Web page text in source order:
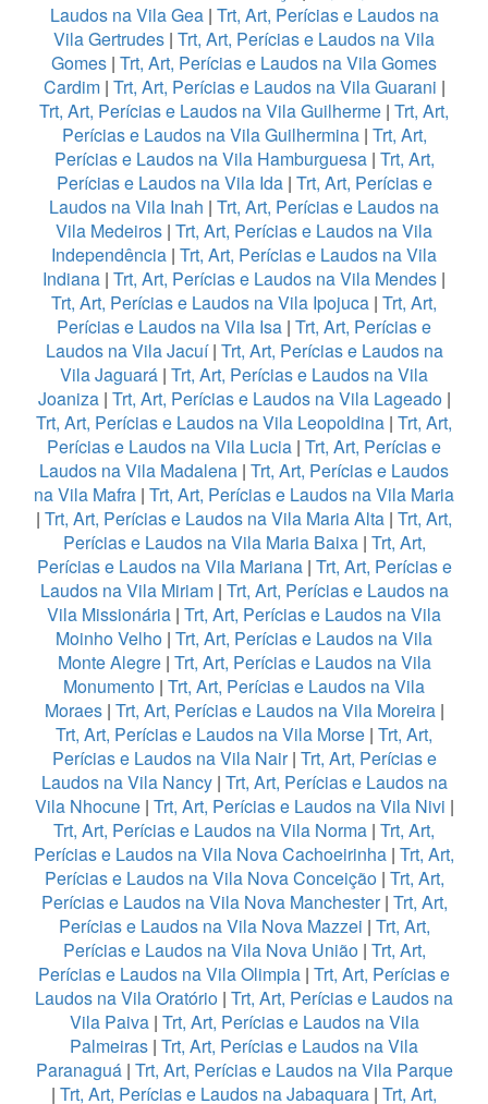
Laudos na Vila Gea| Trt, Art, Perícias e Laudos na
Vila Gertrudes | Trt, Art, Perícias e Laudos na Vila
Gomes | Trt, Art, Perícias e Laudos na Vila Gomes
Cardim| Trt, Art, Perícias e Laudos na Vila Guarani |
Trt, Art, Perícias e Laudos na Vila Guilherme | Trt, Art,
Perícias e Laudos na Vila Guilhermina| Trt, Art,
Perícias e Laudos na Vila Hamburguesa| Trt, Art,
Perícias e Laudos na Vila Ida| Trt, Art, Perícias e
Laudos na Vila Inah | Trt, Art, Perícias e Laudos na
Vila Medeiros | Trt, Art, Perícias e Laudos na Vila
Independência | Trt, Art, Perícias e Laudos na Vila
Indiana | Trt, Art, Perícias e Laudos na Vila Mendes |
Trt, Art, Perícias e Laudos na Vila Ipojuca | Trt, Art,
Perícias e Laudos na Vila Isa | Trt, Art, Perícias e
Laudos na Vila Jacuí| Trt, Art, Perícias e Laudos na
Vila Jaguará | Trt, Art, Perícias e Laudos na Vila
Joaniza| Trt, Art, Perícias e Laudos na Vila Lageado|
Trt, Art, Perícias e Laudos na Vila Leopoldina | Trt, Art,
Perícias e Laudos na Vila Lucia | Trt, Art, Perícias e
Laudos na Vila Madalena | Trt, Art, Perícias e Laudos
na Vila Mafra | Trt, Art, Perícias e Laudos na Vila Maria
| Trt, Art, Perícias e Laudos na Vila Maria Alta | Trt, Art,
Perícias e Laudos na Vila Maria Baixa| Trt, Art,
Perícias e Laudos na Vila Mariana| Trt, Art, Perícias e
Laudos na Vila Miriam| Trt, Art, Perícias e Laudos na
Vila Missionária | Trt, Art, Perícias e Laudos na Vila
Moinho Velho | Trt, Art, Perícias e Laudos na Vila
Monte Alegre| Trt, Art, Perícias e Laudos na Vila
Monumento | Trt, Art, Perícias e Laudos na Vila
Moraes| Trt, Art, Perícias e Laudos na Vila Moreira|
Trt, Art, Perícias e Laudos na Vila Morse | Trt, Art,
Perícias e Laudos na Vila Nair| Trt, Art, Perícias e
Laudos na Vila Nancy| Trt, Art, Perícias e Laudos na
Vila Nhocune| Trt, Art, Perícias e Laudos na Vila Nivi |
Trt, Art, Perícias e Laudos na Vila Norma | Trt, Art,
Perícias e Laudos na Vila Nova Cachoeirinha | Trt, Art,
Perícias e Laudos na Vila Nova Conceição| Trt, Art,
Perícias e Laudos na Vila Nova Manchester| Trt, Art,
Perícias e Laudos na Vila Nova Mazzei | Trt, Art,
Perícias e Laudos na Vila Nova União| Trt, Art,
Perícias e Laudos na Vila Olimpia | Trt, Art, Perícias e
Laudos na Vila Oratório | Trt, Art, Perícias e Laudos na
Vila Paiva| Trt, Art, Perícias e Laudos na Vila
Palmeiras | Trt, Art, Perícias e Laudos na Vila
Paranaguá| Trt, Art, Perícias e Laudos na Vila Parque
| Trt, Art, Perícias e Laudos na Jabaquara | Trt, Art,